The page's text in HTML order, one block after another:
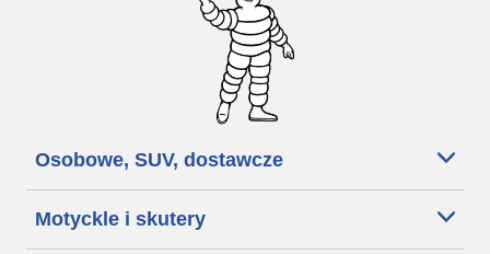
Osobowe, SUV, dostawcze
Motyckle i skutery